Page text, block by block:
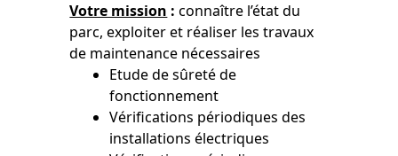
Votre mission : connaître l’état du
parc, exploiter et réaliser les travaux
de maintenance nécessaires
Etude de sûreté de
fonctionnement
Vérifications périodiques des
installations électriques